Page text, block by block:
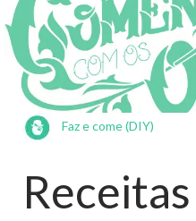
Faz e come (DIY)